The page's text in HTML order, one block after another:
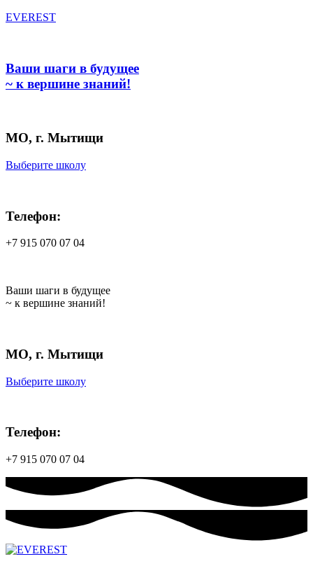
EVEREST
Ваши шаги в будущее
~ к вершине знаний!
МО, г. Мытищи
Выберите школу
Телефон:
+7 915 070 07 04
Ваши шаги в будущее
~ к вершине знаний!
МО, г. Мытищи
Выберите школу
Телефон:
+7 915 070 07 04